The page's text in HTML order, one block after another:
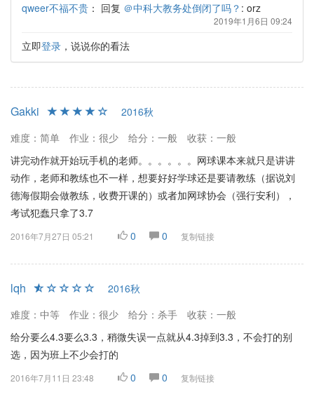
qweer不福不贵 ： 回复 ＠中科大教务处倒闭了吗？ : orz
2019年1月6日 09:24
立即登录 ，说说你的看法
Gakki
2016秋
难度：简单
作业：很少 给分：一般
收获：一般
讲完动作就开始玩手机的老师。。。。。。网球课本来就只是讲讲
动作，老师和教练也不一样，想要好好学球还是要请教练（据说刘
德海假期会做教练，收费开课的）或者加网球协会（强行安利），
考试犯蠢只拿了3.7
2016年7月27日 05:21 0 0 复制链接
lqh
2016秋
难度：中等
作业：很少 给分：杀手
收获：一般
给分要么4.3要么3.3，稍微失误一点就从4.3掉到3.3，不会打的别
选，因为班上不少会打的
2016年7月11日 23:48 0 0 复制链接